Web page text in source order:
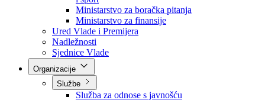
zaštitu okoline
Ministarstvo za obrazovanje, mlade, nauku,
i sport
Ministarstvo za boračka pitanja
Ministarstvo za finansije
Ured Vlade i Premijera
Nadležnosti
Sjednice Vlade